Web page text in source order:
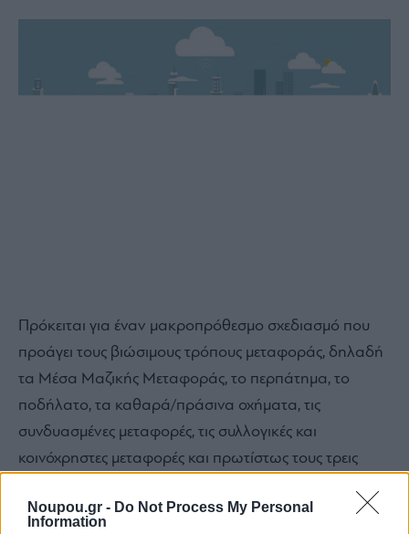
Noupou.gr - Do Not Process My Personal
Information
Πρόκειται για έναν μακροπρόθεσμο σχεδιασμό που
προάγει τους βιώσιμους τρόπους μεταφοράς, δηλαδή
τα Μέσα Μαζικής Μεταφοράς, το περπάτημα, το
ποδήλατο, τα καθαρά/πράσινα οχήματα, τις
συνδυασμένες μεταφορές, τις συλλογικές και
κοινόχρηστες μεταφορές και πρωτίστως τους τρεις
συγκοινωνία», με επίκεντρο τον άνθρωπο και τη